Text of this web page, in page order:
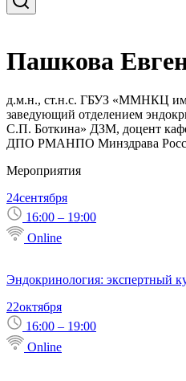
Пашкова
д.м.н., ст.н.с. ГБУЗ «ММНКЦ
заведующий отделением
С.П. Боткина» ДЗМ, доцент
ДПО РМАНПО Минздрава
Мероприятия
24сентября
16:00 – 19:00
Online
Эндокринология: экспертный
22октября
16:00 – 19:00
Online